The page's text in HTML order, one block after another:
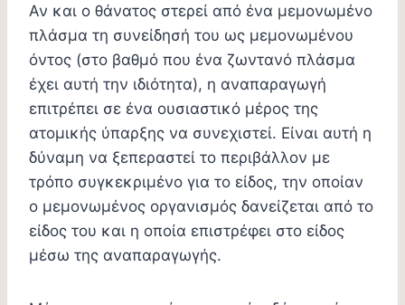
Αν και ο θάνατος στερεί από ένα μεμονωμένο
πλάσμα τη συνείδησή του ως μεμονωμένου
όντος (στο βαθμό που ένα ζωντανό πλάσμα
έχει αυτή την ιδιότητα), η αναπαραγωγή
επιτρέπει σε ένα ουσιαστικό μέρος της
ατομικής ύπαρξης να συνεχιστεί. Είναι αυτή η
δύναμη να ξεπεραστεί το περιβάλλον με
τρόπο συγκεκριμένο για το είδος, την οποίαν
ο μεμονωμένος οργανισμός δανείζεται από το
είδος του και η οποία επιστρέφει στο είδος
μέσω της αναπαραγωγής.